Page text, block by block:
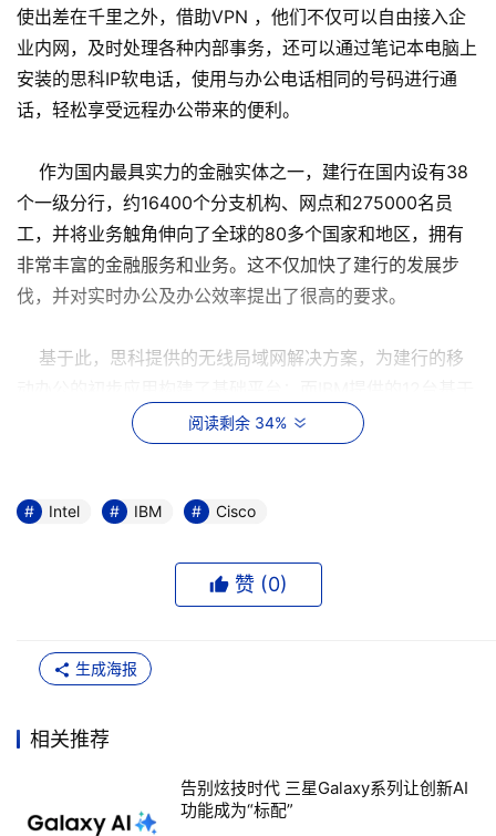
使出差在千里之外，借助VPN ，他们不仅可以自由接入企
业内网，及时处理各种内部事务，还可以通过笔记本电脑上
安装的思科IP软电话，使用与办公电话相同的号码进行通
话，轻松享受远程办公带来的便利。
作为国内最具实力的金融实体之一，建行在国内设有38
个一级分行，约16400个分支机构、网点和275000名员
工，并将业务触角伸向了全球的80多个国家和地区，拥有
非常丰富的金融服务和业务。这不仅加快了建行的发展步
伐，并对实时办公及办公效率提出了很高的要求。
基于此，思科提供的无线局域网解决方案，为建行的移
英特尔(r)迅驰(tm)移动计算技术的IBM X31笔记本电脑为终
端设备，其轻薄外型设计和卓越的电池性能，使得移动办公
则同时拥有杰出的移动通信支持和超长的电池供电时间，提
结构，集成了经无线局域网兼容性和互操作性广泛验证的英
特尔(r)PRO/无线局域网卡,为移动办公提供了强大的移动性
到数据的多种业务需求，并为金融企业的移动办公树立一个
经成功地帮助太平人寿的高级经理层实现了移动办公。此次
协助建行的管理人员体验移动办公，使我们更有理由相信，
阅读剩余 34%
Intel IBM Cisco
赞 (0)
生成海报
相关推荐
告别炫技时代 三星Galaxy系列让创新AI
功能成为“标配”